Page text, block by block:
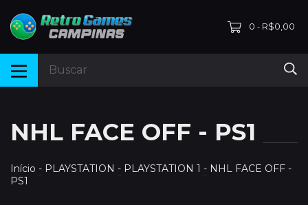
0 - R$0,00
NHL FACE OFF - PS1
Início - PLAYSTATION - PLAYSTATION 1 - NHL FACE OFF -
PS1